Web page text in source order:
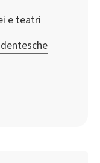
e teatri